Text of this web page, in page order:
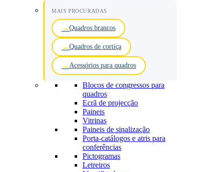
MAIS PROCURADAS
Quadros brancos
Quadros de cortiça
Acessórios para quadros
Blocos de congressos para
quadros
Ecrã de projecção
Paineis
Vitrinas
Paineis de sinalização
Porta-catálogos e atris para
conferências
Pictogramas
Letreiros